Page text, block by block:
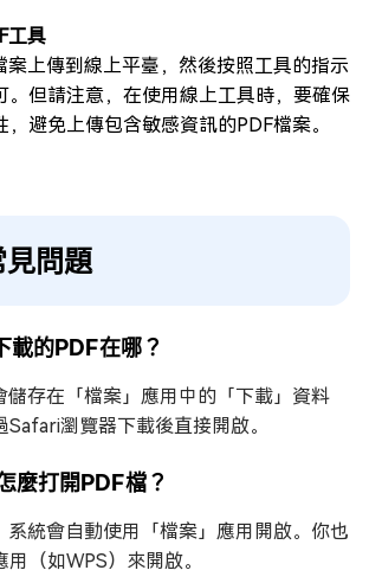
工具
案上傳到線上平臺，然後按照工具的指示
。但請注意，在使用線上工具時，要確保
，避免上傳包含敏感資訊的PDF檔案。
見問題
載的PDF在哪？
儲存在「檔案」應用中的「下載」資料
瀏覽器下載後直接開啟。
麼打開PDF檔？
系統會自動使用「檔案」應用開啟。你也
（如WPS）來開啟。